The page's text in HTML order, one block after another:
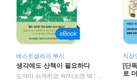
베스트셀러의 뿌리
생각에도 산책이 필요하다
도야마 시게히코 저/지소연 역
알에이치코리
직장
[단
로